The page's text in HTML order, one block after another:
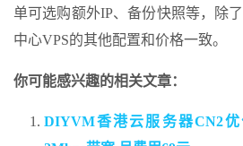
单可选购额外IP、备份快照等，除
中心VPS的其他配置和价格一致。
你可能感兴趣的相关文章：
DIYVM香港云服务器CN2